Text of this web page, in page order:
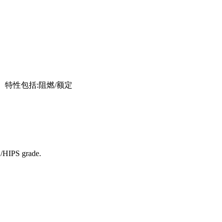
特性包括:阻燃/额定
grade.